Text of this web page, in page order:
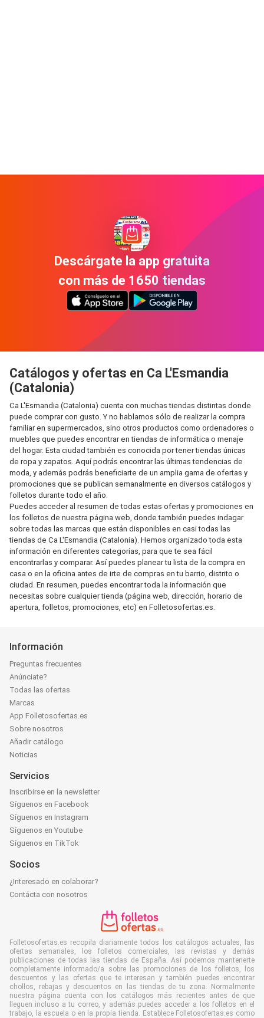
Descárgate la app gratuita
con más de 1650 tiendas
Catálogos y ofertas en Ca L'Esmandia
(Catalonia)
Ca L'Esmandia (Catalonia) cuenta con muchas tiendas distintas donde
puede comprar con gusto. Y no hablamos sólo de realizar la compra
familiar en supermercados, sino otros productos como ordenadores o
muebles que puedes encontrar en tiendas de informática o menaje
del hogar. Esta ciudad también es conocida por tener tiendas únicas
de ropa y zapatos. Aquí podrás encontrar las últimas tendencias de
moda, y además podrás beneficiarte de un amplia gama de ofertas y
promociones que se publican semanalmente en diversos catálogos y
folletos durante todo el año.
Puedes acceder al resumen de todas estas ofertas y promociones en
los folletos de nuestra página web, donde también puedes indagar
sobre todas las marcas que están disponibles en casi todas las
tiendas de Ca L'Esmandia (Catalonia). Hemos organizado toda esta
información en diferentes categorías, para que te sea fácil
encontrarlas y comparar. Así puedes planear tu lista de la compra en
casa o en la oficina antes de irte de compras en tu barrio, distrito o
ciudad. En resumen, puedes encontrar toda la información que
necesitas sobre cualquier tienda (página web, dirección, horario de
apertura, folletos, promociones, etc) en Folletosofertas.es.
Información
Preguntas frecuentes
Anúnciate?
Todas las ofertas
Marcas
App Folletosofertas.es
Sobre nosotros
Añadir catálogo
Noticias
Servicios
Inscribirse en la newsletter
Síguenos en Facebook
Síguenos en Instagram
Síguenos en Youtube
Síguenos en TikTok
Socios
¿Interesado en colaborar?
Contácta con nosotros
Folletosofertas.es recopila diariamente todos los catálogos actuales, las
ofertas semanales, los folletos comerciales, las revistas y demás
publicaciones de todas las tiendas de España. Así podemos mantenerte
completamente informado/a sobre las promociones de los folletos, los
descuentos y las ofertas que te interesan y también puedes encontrar
chollos, rebajas y descuentos en las tiendas de tu zona. Normalmente
nuestra página cuenta con los catálogos más recientes antes de que
lleguen incluso a tu correo, y además puedes acceder a los folletos en el
trabajo, la escuela o en la propia tienda. Establece Folletosofertas.es como